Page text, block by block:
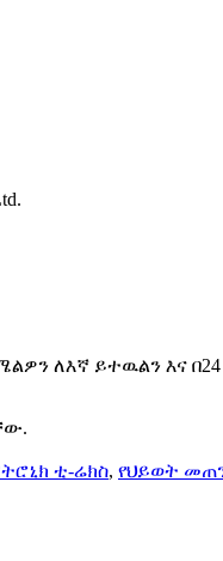
ለእኛ ይተዉልን እና በ24
ቲ-ሬክስ, የህይወት